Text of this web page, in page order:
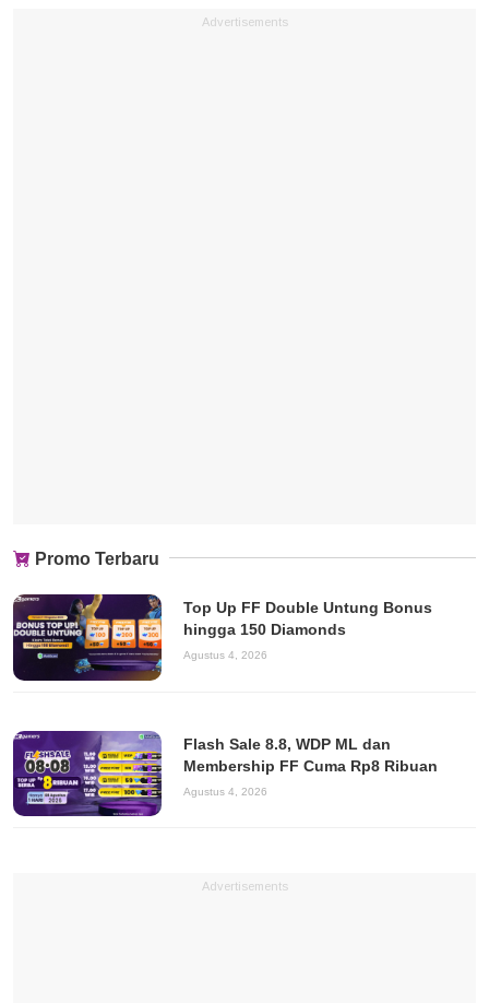
Advertisements
Promo Terbaru
Top Up FF Double Untung Bonus
hingga 150 Diamonds
Agustus 4, 2026
Flash Sale 8.8, WDP ML dan
Membership FF Cuma Rp8 Ribuan
Agustus 4, 2026
Advertisements